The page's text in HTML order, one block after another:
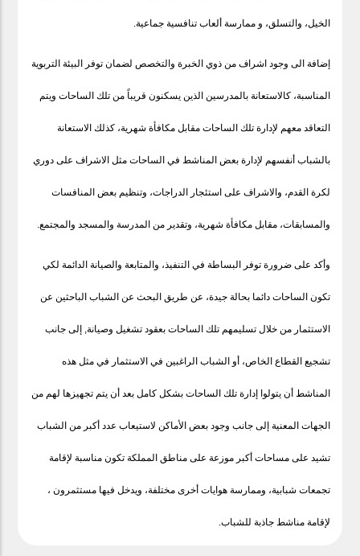
الخيل، والتسلق، و ممارسة ألعاب تنافسية جماعية.
إضافة الى وجود اشراف من ذوي الخبرة والتخصص لضمان توفر البيئة التربوية
المناسبة، كالاستعانة بالمدرسين الذين يسكنون قريباً من تلك الساحات ويتم
التعاقد معهم لإدارة تلك الساحات مقابل مكافأة شهرية، كذلك الاستعانة
بالشباب أنفسهم لإدارة بعض المناشط في الساحات مثل الاشراف على دوري
لكرة القدم، والاشراف على استئجار الدراجات، وتنظيم بعض المنافسات
والمسابقات، مقابل مكافأة شهرية، وتقدير من المدرسة والمسجد والمجتمع.
وأكد على ضرورة توفر البساطة في التنفيذ، والمتابعة والصيانة الدائمة لكي
تكون الساحات دائما بحالة جيدة، عن طريق البحث عن الشباب الباحثين عن
الاستثمار من خلال تسليمهم تلك الساحات بعقود تشغيل وصيانة, إلى جانب
تشجيع القطاع الخاص، أو الشباب الراغبين في الاستثمار في مثل هذه
المناشط أن يتولوا إدارة تلك الساحات بشكل كامل بعد أن يتم تجهيزها لهم من
الجهات المعنية إلى جانب وجود بعض الأماكن لاستيعاب عدد أكبر من الشباب
تشيد على مساحات أكبر موزعة على مناطق المملكة تكون مناسبة لإقامة
تجمعات شبابية، وممارسة هوايات أخرى مختلفة، ويدخل فيها مستثمرون ،
لإقامة مناشط جاذبة للشباب.